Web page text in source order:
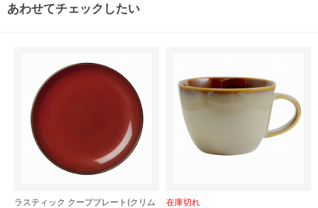
あわせてチェックしたい
ラスティック クーププレート(クリム
在庫切れ